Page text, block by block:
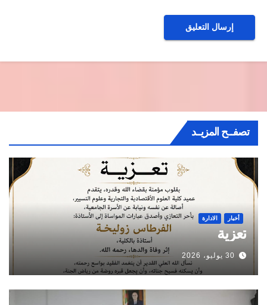
تصفــح المزيــد
أخبار الادارة
تعزية
30 يوليو، 2026